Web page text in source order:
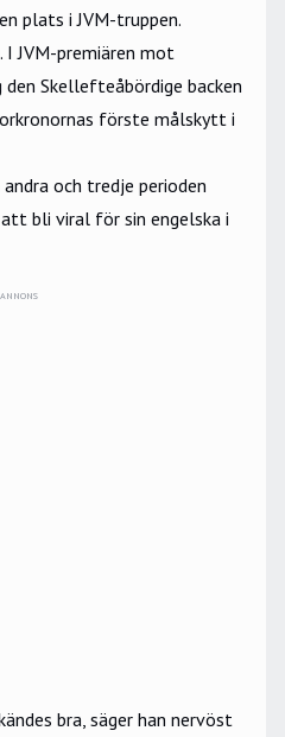
plats i JVM-truppen.
JVM-premiären mot
Skellefteåbördige backen
förste målskytt i
och tredje perioden
bli viral för sin engelska i
ANNONS
bra, säger han nervöst